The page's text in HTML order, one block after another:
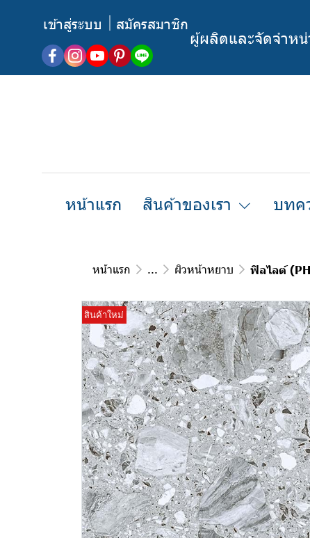
เข้าสู่ระบบ สมัครสมาชิก
ผู้ผลิตและจัดจำหน่
หน้าแรก สินค้าของเรา บทค
หน้าแรก ... ผิวหน้าหยาบ ฟิลไลต์
สินค้าใหม่